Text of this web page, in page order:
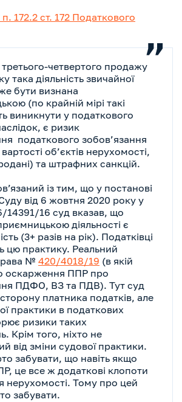
172.2 ст. 172 Податкового
третього-четвертого продажу
така діяльність звичайної
бути визнана
(по крайній мірі такі
виникнути у податкового
є ризик
податкового зобов’язання
об’єктів нерухомості,
та штрафних санкцій.
із тим, що у постанові
від 6 жовтня 2020 року у
14391/16 суд вказав, що
діяльності є
(3+ разів на рік). Податківці
цю практику. Реальний
№ 420/4018/19 (в якій
оскарження ППР про
ПДФО, ВЗ та ПДВ). Тут суд
платника податків, але
практики в податкових
ризики таких
Крім того, ніхто не
від зміни судової практики.
забувати, що навіть якщо
це все ж додаткові клопоти
нерухомості. Тому про цей
забувати.